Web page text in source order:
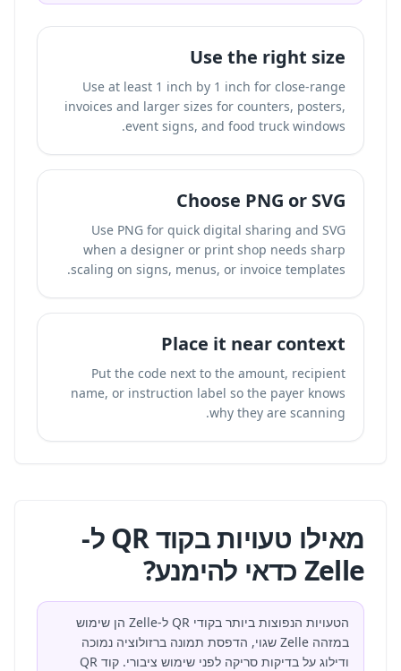
Use the right size
Use at least 1 inch by 1 inch for close-range
invoices and larger sizes for counters, posters,
event signs, and food truck windows.
Choose PNG or SVG
Use PNG for quick digital sharing and SVG
when a designer or print shop needs sharp
scaling on signs, menus, or invoice templates.
Place it near context
Put the code next to the amount, recipient
name, or instruction label so the payer knows
why they are scanning.
מאילו טעויות בקוד QR ל-
Zelle כדאי להימנע?
הטעויות הנפוצות ביותר בקודי QR ל-Zelle הן שימוש
במזהה Zelle שגוי, הדפסת תמונה ברזולוציה נמוכה
ודילוג על בדיקות סריקה לפני שימוש ציבורי. קוד QR